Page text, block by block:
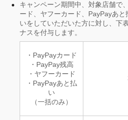
キャンペーン期間中、対象店舗で
ード、ヤフーカード、PayPayあ
いをしていただいた方に対し、下
ナスを付与します。
・PayPayカード
・PayPay残高
・ヤフーカード
・PayPayあと払
い
（一括のみ）